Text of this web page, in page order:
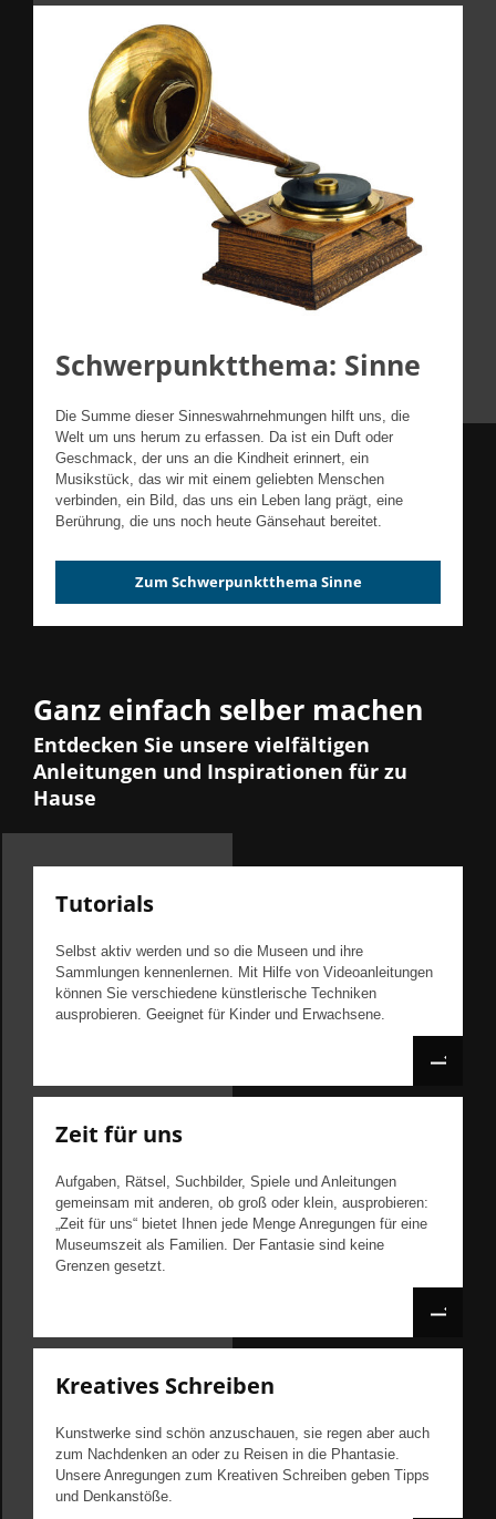
Schwerpunktthema: Sinne
Die Summe dieser Sinneswahrnehmungen hilft uns, die
Welt um uns herum zu erfassen. Da ist ein Duft oder
Geschmack, der uns an die Kindheit erinnert, ein
Musikstück, das wir mit einem geliebten Menschen
verbinden, ein Bild, das uns ein Leben lang prägt, eine
Berührung, die uns noch heute Gänsehaut bereitet.
Zum Schwerpunktthema Sinne
Ganz einfach selber machen
Entdecken Sie unsere vielfältigen
Anleitungen und Inspirationen für zu
Hause
Tutorials
Selbst aktiv werden und so die Museen und ihre
Sammlungen kennenlernen. Mit Hilfe von Videoanleitungen
können Sie verschiedene künstlerische Techniken
ausprobieren. Geeignet für Kinder und Erwachsene.
Zeit für uns
Aufgaben, Rätsel, Suchbilder, Spiele und Anleitungen
gemeinsam mit anderen, ob groß oder klein, ausprobieren:
„Zeit für uns“ bietet Ihnen jede Menge Anregungen für eine
Museumszeit als Familien. Der Fantasie sind keine
Grenzen gesetzt.
Kreatives Schreiben
Kunstwerke sind schön anzuschauen, sie regen aber auch
zum Nachdenken an oder zu Reisen in die Phantasie.
Unsere Anregungen zum Kreativen Schreiben geben Tipps
und Denkanstöße.